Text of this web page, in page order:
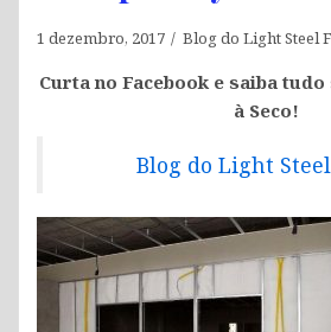
1 dezembro, 2017 Blog do Light Steel
Curta no Facebook e saiba
à Seco!
Blog do Light